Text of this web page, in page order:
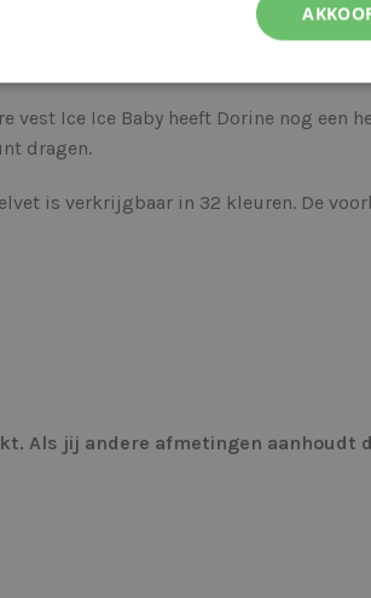
Ice Ice Baby heeft Dorine nog een
dragen.
is verkrijgbaar in 32 kleuren. De
Als jij andere afmetingen aanhoudt